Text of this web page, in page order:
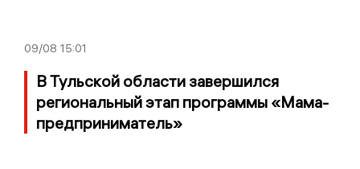
09/08 15:01
В Тульской области завершился
региональный этап программы «Мама-
предприниматель»